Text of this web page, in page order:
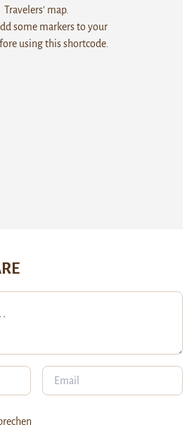
Travelers' map.
some markers to your
using this shortcode.